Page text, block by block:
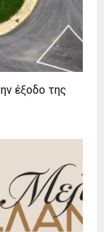
έξοδο της